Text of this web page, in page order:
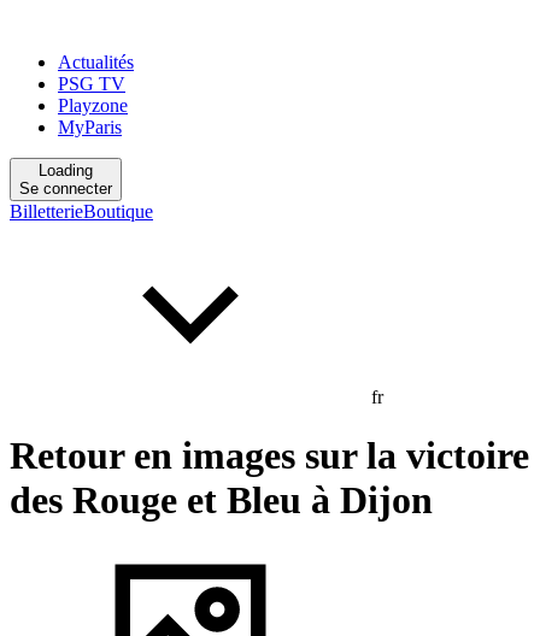
Actualités
PSG TV
Playzone
MyParis
Loading
Se connecter
BilletterieBoutique
fr
Retour en images sur la victoire
des Rouge et Bleu à Dijon